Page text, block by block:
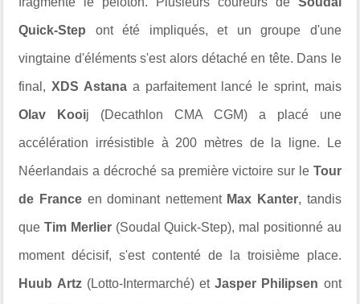
Quick-Step ont été impliqués, et un groupe d'une
vingtaine d'éléments s'est alors détaché en tête. Dans le
final, XDS Astana a parfaitement lancé le sprint, mais
Olav Kooij (Decathlon CMA CGM) a placé une
accélération irrésistible à 200 mètres de la ligne. Le
Néerlandais a décroché sa première victoire sur leTour
de France en dominant nettementMax Kanter, tandis
que Tim Merlier (Soudal Quick-Step), mal positionné au
moment décisif, s'est contenté de la troisième place.
Huub Artz(Lotto-Intermarché) etJasper Philipsen ont